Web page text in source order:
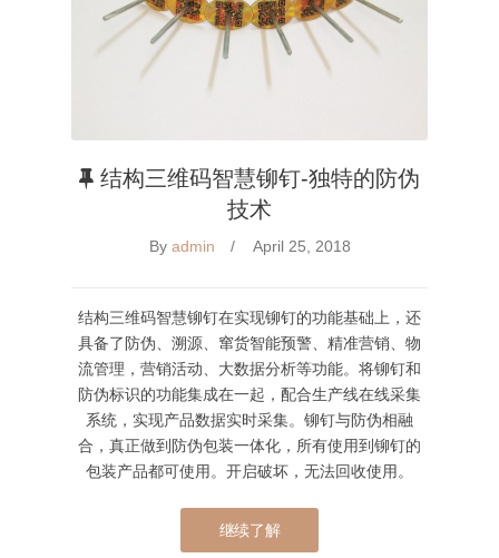
结构三维码智慧铆钉-独特的防伪
技术
By admin April 25, 2018
结构三维码智慧铆钉在实现铆钉的功能基础上，还
具备了防伪、溯源、窜货智能预警、精准营销、物
流管理，营销活动、大数据分析等功能。将铆钉和
防伪标识的功能集成在一起，配合生产线在线采集
系统，实现产品数据实时采集。铆钉与防伪相融
合，真正做到防伪包装一体化，所有使用到铆钉的
包装产品都可使用。开启破坏，无法回收使用。
继续了解